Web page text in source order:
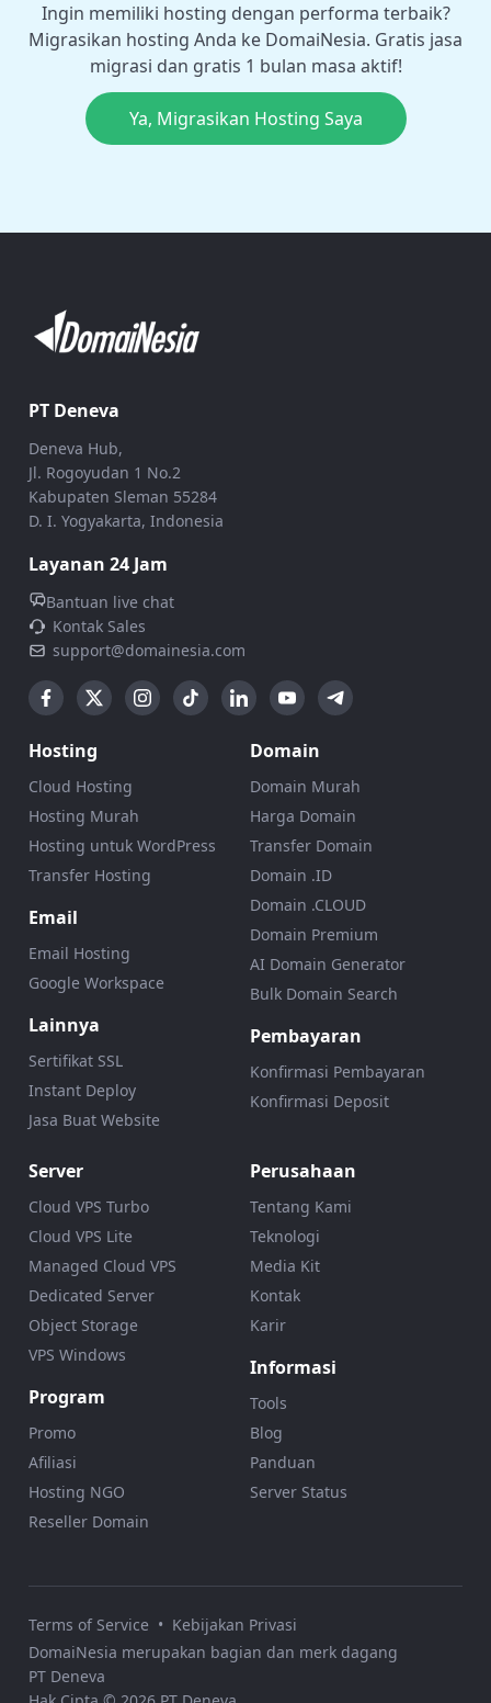
Ingin memiliki hosting dengan performa terbaik?
Migrasikan hosting Anda ke DomaiNesia. Gratis jasa
migrasi dan gratis 1 bulan masa aktif!
Ya, Migrasikan Hosting Saya
PT Deneva
Deneva Hub,
Jl. Rogoyudan 1 No.2
Kabupaten Sleman 55284
D. I. Yogyakarta, Indonesia
Layanan 24 Jam
Bantuan live chat
Kontak Sales
support@domainesia.com
Hosting
Cloud Hosting
Hosting Murah
Hosting untuk WordPress
Transfer Hosting
Email
Email Hosting
Google Workspace
Lainnya
Sertifikat SSL
Instant Deploy
Jasa Buat Website
Domain
Domain Murah
Harga Domain
Transfer Domain
Domain .ID
Domain .CLOUD
Domain Premium
AI Domain Generator
Bulk Domain Search
Pembayaran
Konfirmasi Pembayaran
Konfirmasi Deposit
Server
Cloud VPS Turbo
Cloud VPS Lite
Managed Cloud VPS
Dedicated Server
Object Storage
VPS Windows
Program
Promo
Afiliasi
Hosting NGO
Reseller Domain
Perusahaan
Tentang Kami
Teknologi
Media Kit
Kontak
Karir
Informasi
Tools
Blog
Panduan
Server Status
Terms of Service • Kebijakan Privasi
DomaiNesia merupakan bagian dan merk dagang
PT Deneva